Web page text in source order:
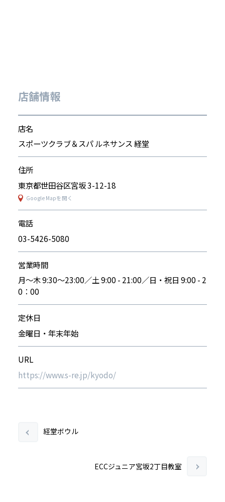
店舗情報
店名
スポーツクラブ＆スパ ルネサンス 経堂
住所
東京都世田谷区宮坂 3-12-18
Google Mapを開く
電話
03-5426-5080
営業時間
月～木 9:30～23:00／土 9:00 - 21:00／日・祝日 9:00 - 2
0：00
定休日
金曜日・年末年始
URL
https://www.s-re.jp/kyodo/
経堂ボウル
ECCジュニア宮坂2丁目教室